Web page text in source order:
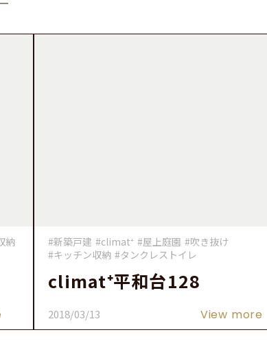
納
#新築戸建 #climat⁺ #屋上庭園 #吹き抜け
#キッチン収納 #タンクレストイレ
climat⁺平和台128
2018/03/13 View more